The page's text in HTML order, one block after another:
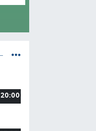
20:00